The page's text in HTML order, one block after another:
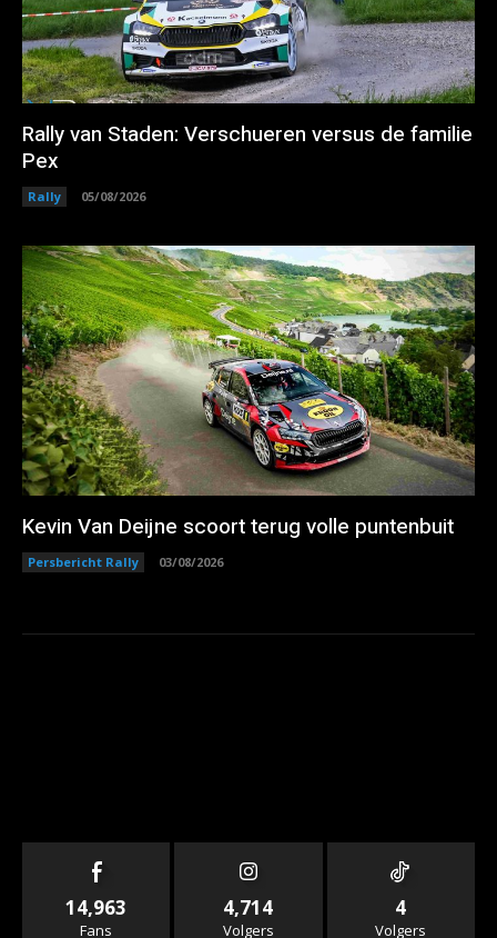
Rally van Staden: Verschueren versus de familie
Pex
Rally 05/08/2026
Kevin Van Deijne scoort terug volle puntenbuit
Persbericht Rally 03/08/2026
14,963
Fans
4,714
Volgers
4
Volgers